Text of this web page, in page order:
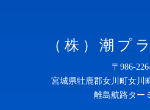
（株）潮プ
〒986-
宮城県牡鹿郡女川町女川
離島航路ター